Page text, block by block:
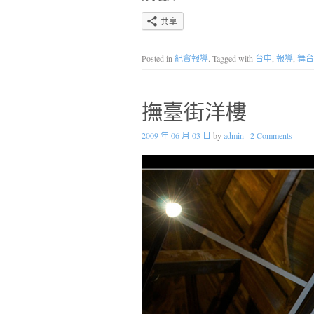
共享
Posted in 紀實報導. Tagged with 台中 報導 舞
撫臺街洋樓
2009 年 06 月 03 日 byadmin · 2 Comments